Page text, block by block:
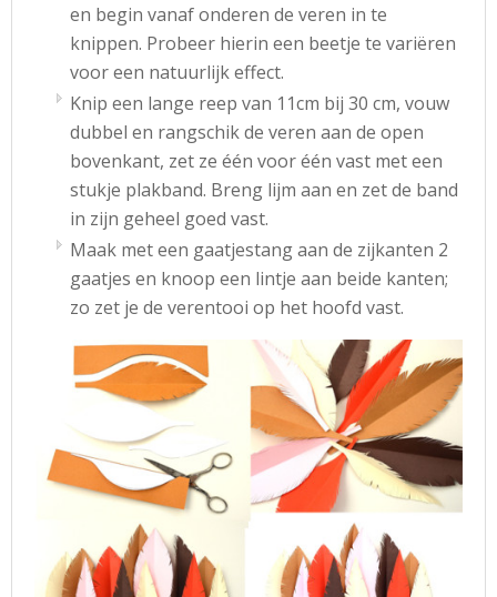
en begin vanaf onderen de veren in te
knippen. Probeer hierin een beetje te variëren
voor een natuurlijk effect.
Knip een lange reep van 11cm bij 30 cm, vouw
dubbel en rangschik de veren aan de open
bovenkant, zet ze één voor één vast met een
stukje plakband. Breng lijm aan en zet de band
in zijn geheel goed vast.
Maak met een gaatjestang aan de zijkanten 2
gaatjes en knoop een lintje aan beide kanten;
zo zet je de verentooi op het hoofd vast.